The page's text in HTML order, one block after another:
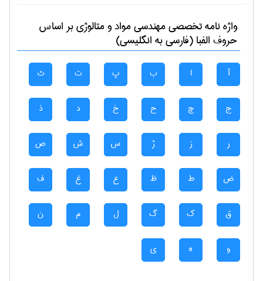
واژه نامه تخصصیمهندسی مواد و متالوژیبر اساس
حروف الفبا (فارسی به انگلیسی)
آ ا ب پ ت ث
ج چ ح خ د ذ
ر ز ژ س ش ص
ض ط ظ ع غ ف
ق ک گ ل م ن
و ه ی